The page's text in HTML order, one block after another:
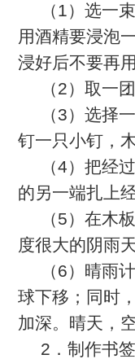
（1）选一
用酒精要浸泡
浸好后不要再
（2）取一
（3）选择
钉一只小钉，
（4）把经
的另一端扎上
（5）在木
度很大的阴雨
（6）晴雨
球下移；同时
加深。晴天，
2 ．制作书